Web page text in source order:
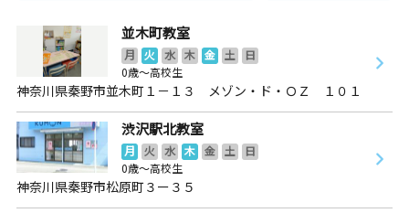
並木町教室
月 火 水 木 金 土
日
0歳～高校生
神奈川県秦野市並木町１－１３ メゾン・ド・ＯＺ １０１
渋沢駅北教室
月 火 水 木 金 土
日
0歳～高校生
神奈川県秦野市松原町３ー３５